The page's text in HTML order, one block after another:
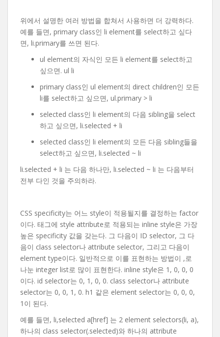
위에서 설명한 여러 방법을 합쳐서 사용하면 더 강력하다.
예를 들면, primary class인 li element를 select하고 싶다
면, li.primary를 쓰면 된다.
ul element의 자식인 모든 li element를 select하고
싶으면. ul li
primary class인 ul element의 direct children인 모든
li를 select하고 싶으면, ul.primary > li
selected class인 li element의 다음 sibling을 select
하고 싶으면, li.selected + li
selected class인 li element의 모든 다음 sibling들을
select하고 싶으면, li.selected ~ li
li.selected + li 는 다음 하나만, li.selected ~ li 는 다음부터
전부 다인 것을 주의하라.
CSS specificity는 어느 style이 적용될지를 결정하는 factor
이다. 태그에 style attribute로 적용되는 inline style은 가장
높은 specificity 값을 갖는다. 그 다음이 ID selector, 그 다
음이 class selector나 attribute selector, 그리고 다음이
element type이다. 일반적으로 이를 표현하는 방법이 ,로
나눈 integer list로 많이 표현한다. inline style은 1, 0, 0, 0
이다. id selector는 0, 1, 0, 0. class selector나 attribute
selector는 0, 0, 1, 0. h1 같은 element selector는 0, 0, 0,
1이 된다.
예를 들면, li,selected a[href] 는 2 element selectors(li, a),
하나의 class selector(.selected)와 하나의 attribute